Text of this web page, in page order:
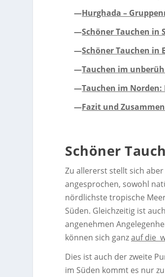
—Hurghada –
—Schöner Tauchen in
—Schöner Tauchen in
—Tauchen im
—Tauchen im Norden:
—Fazit und
Schöner
Zu allererst stellt sich
angesprochen, sowohl
nördlichste tropische
Süden. Gleichzeitig ist
angenehmen
können sich ganzauf die
Dies ist auch der zweite
im Süden kommt es nur